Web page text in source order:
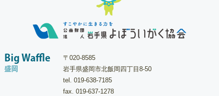
Big Waffle
盛岡
〒020-8585
岩手県盛岡市北飯岡四丁目8-50
tel. 019-638-7185
fax. 019-637-1278